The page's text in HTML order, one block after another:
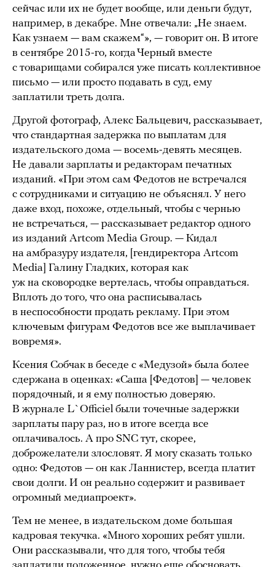
сейчас или их не будет вообще, или деньги будут,
например, в декабре. Мне отвечали: „Не знаем.
Как узнаем — вам скажем“», — говорит он. В итоге
в сентябре 2015-го, когда Черный вместе
с товарищами собирался уже писать коллективное
письмо — или просто подавать в суд, ему
заплатили треть долга.
Другой фотограф, Алекс Бальцевич, рассказывает,
что стандартная задержка по выплатам для
издательского дома — восемь-девять месяцев.
Не давали зарплаты и редакторам печатных
изданий. «При этом сам Федотов не встречался
с сотрудниками и ситуацию не объяснял. У него
даже вход, похоже, отдельный, чтобы с чернью
не встречаться, — рассказывает редактор одного
из изданий Artcom Media Group. — Кидал
на амбразуру издателя, [гендиректора Artcom
Media] Галину Гладких, которая как
уж на сковородке вертелась, чтобы оправдаться.
Вплоть до того, что она расписывалась
в неспособности продать рекламу. При этом
ключевым фигурам Федотов все же выплачивает
вовремя».
Ксения Собчак в беседе с «Медузой» была более
сдержана в оценках: «Саша [Федотов] — человек
порядочный, и я ему полностью доверяю.
В журнале L`Officiel были точечные задержки
зарплаты пару раз, но в итоге всегда все
оплачивалось. А про SNC тут, скорее,
доброжелатели злословят. Я могу сказать только
одно: Федотов — он как Ланнистер, всегда платит
свои долги. И он реально содержит и развивает
огромный медиапроект».
Тем не менее, в издательском доме большая
кадровая текучка. «Много хороших ребят ушли.
Они рассказывали, что для того, чтобы тебя